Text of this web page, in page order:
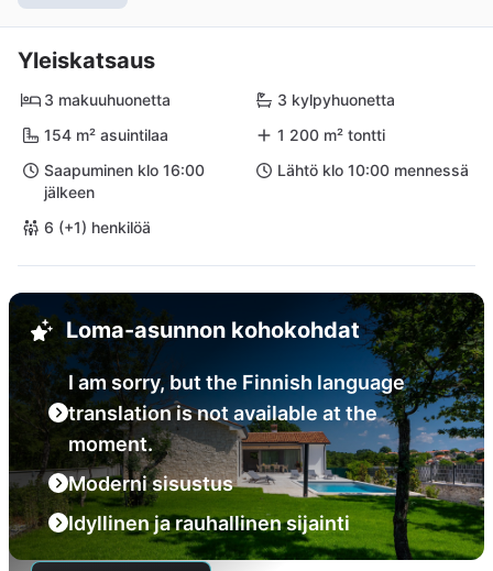
Yleiskatsaus
3 makuuhuonetta
3 kylpyhuonetta
154 m² asuintilaa
1 200 m² tontti
Saapuminen klo 16:00
jälkeen
Lähtö klo 10:00 mennessä
6 (+1) henkilöä
Loma-asunnon kohokohdat
I am sorry, but the Finnish language
translation is not available at the
moment.
Moderni sisustus
Idyllinen ja rauhallinen sijainti